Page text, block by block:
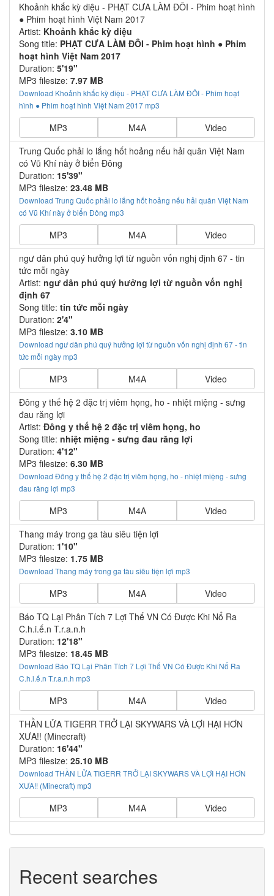
Khoảnh khắc kỳ diệu - PHẠT CƯA LÀM ĐÔI - Phim hoạt hình
● Phim hoạt hình Việt Nam 2017
Artist: Khoảnh khắc kỳ diệu
Song title: PHẠT CƯA LÀM ĐÔI - Phim hoạt hình ● Phim
hoạt hình Việt Nam 2017
Duration: 5'19"
MP3 filesize: 7.97 MB
Download Khoảnh khắc kỳ diệu - PHẠT CƯA LÀM ĐÔI - Phim hoạt
hình ● Phim hoạt hình Việt Nam 2017 mp3
MP3 M4A
Video
Trung Quốc phải lo lắng hốt hoảng nếu hải quân Việt Nam
có Vũ Khí này ở biển Đông
Duration: 15'39"
MP3 filesize: 23.48 MB
Download Trung Quốc phải lo lắng hốt hoảng nếu hải quân Việt Nam
có Vũ Khí này ở biển Đông mp3
MP3 M4A
Video
ngư dân phú quý hưởng lợi từ nguồn vốn nghị định 67 - tin
tức mỗi ngày
Artist: ngư dân phú quý hưởng lợi từ nguồn vốn nghị
định 67
Song title: tin tức mỗi ngày
Duration: 2'4"
MP3 filesize: 3.10 MB
Download ngư dân phú quý hưởng lợi từ nguồn vốn nghị định 67 - tin
tức mỗi ngày mp3
MP3 M4A
Video
Đông y thế hệ 2 đặc trị viêm họng, ho - nhiệt miệng - sưng
đau răng lợi
Artist: Đông y thế hệ 2 đặc trị viêm họng, ho
Song title: nhiệt miệng - sưng đau răng lợi
Duration: 4'12"
MP3 filesize: 6.30 MB
Download Đông y thế hệ 2 đặc trị viêm họng, ho - nhiệt miệng - sưng
đau răng lợi mp3
MP3 M4A
Video
Thang máy trong ga tàu siêu tiện lợi
Duration: 1'10"
MP3 filesize: 1.75 MB
Download Thang máy trong ga tàu siêu tiện lợi mp3
MP3 M4A
Video
Báo TQ Lại Phân Tích 7 Lợi Thế VN Có Được Khi Nổ Ra
C.h.i.ế.n T.r.a.n.h
Duration: 12'18"
MP3 filesize: 18.45 MB
Download Báo TQ Lại Phân Tích 7 Lợi Thế VN Có Được Khi Nổ Ra
C.h.i.ế.n T.r.a.n.h mp3
MP3 M4A
Video
THẦN LỬA TIGERR TRỞ LẠI SKYWARS VÀ LỢI HẠI HƠN
XƯA!! (Minecraft)
Duration: 16'44"
MP3 filesize: 25.10 MB
Download THẦN LỬA TIGERR TRỞ LẠI SKYWARS VÀ LỢI HẠI HƠN
XƯA!! (Minecraft) mp3
MP3 M4A Video
Recent searches